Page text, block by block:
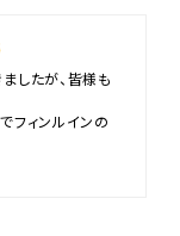
したが、皆様も
フィンルインの